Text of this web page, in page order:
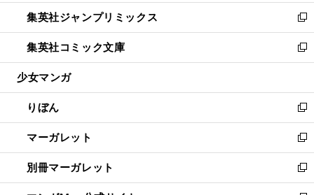
く
ウ
で
開
く
ン
ド
ウ
で
開
ウ
ィ
ン
ド
ウ
開
く
し
い
ウ
ィ
ン
ウ
で
開
く
集英社ジャンプリミックス
新
し
い
ウ
ン
ド
ウ
で
開
く
集英社コミック文庫
新
し
ウ
ィ
ン
ド
ウ
で
開
少女マンガ
りぼん
新
し
い
ウ
ィ
ン
マーガレット
新
し
い
ウ
別冊マーガレット
新
し